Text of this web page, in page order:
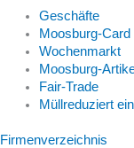
Geschäfte
Moosburg-Card
Wochenmarkt
Moosburg-
Fair-Trade
Müllreduziert
Firmenverzeichnis